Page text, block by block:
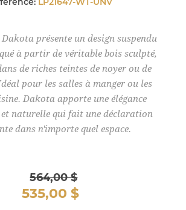
présente un design suspendu
à partir de véritable bois sculpté,
de riches teintes de noyer ou de
pour les salles à manger ou les
Dakota apporte une élégance
et naturelle qui fait une déclaration
dans n'importe quel espace.
564,00 $
535,00 $